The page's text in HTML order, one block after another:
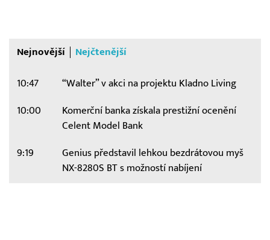
Nejnovější Nejčtenější
10:47 “Walter” v akci na projektu Kladno Living
10:00
Komerční banka získala prestižní ocenění
Celent Model Bank
9:19
Genius představil lehkou bezdrátovou myš
NX-8280S BT s možností nabíjení